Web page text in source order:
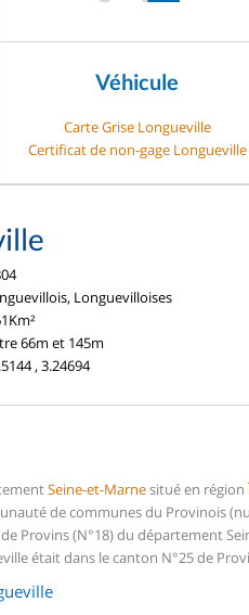
Véhicule
Carte Grise Longueville
Certificat de non-gage Longueville
Longuevilloises
66m et 145m
, 3.24694
Seine-et-Marnesitué en région
de communes du Provinois
Provins (N°18) du département
était dans le canton N°25 de